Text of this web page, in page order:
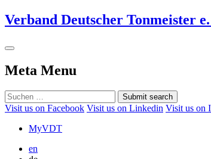
Verband Deutscher Tonmeister
Meta Menu
Submit search
Visit us on Facebook Visit us on Linkedin Visit us on
MyVDT
en